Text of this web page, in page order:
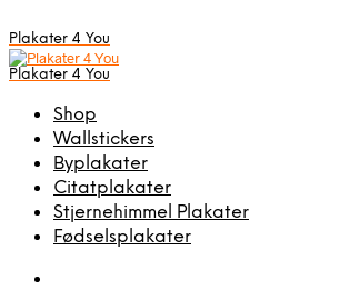
Plakater 4 You
Plakater 4 You
Shop
Wallstickers
Byplakater
Citatplakater
Stjernehimmel Plakater
Fødselsplakater